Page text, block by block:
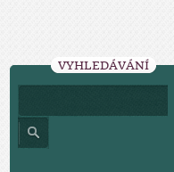
VYHLEDÁVÁNÍ